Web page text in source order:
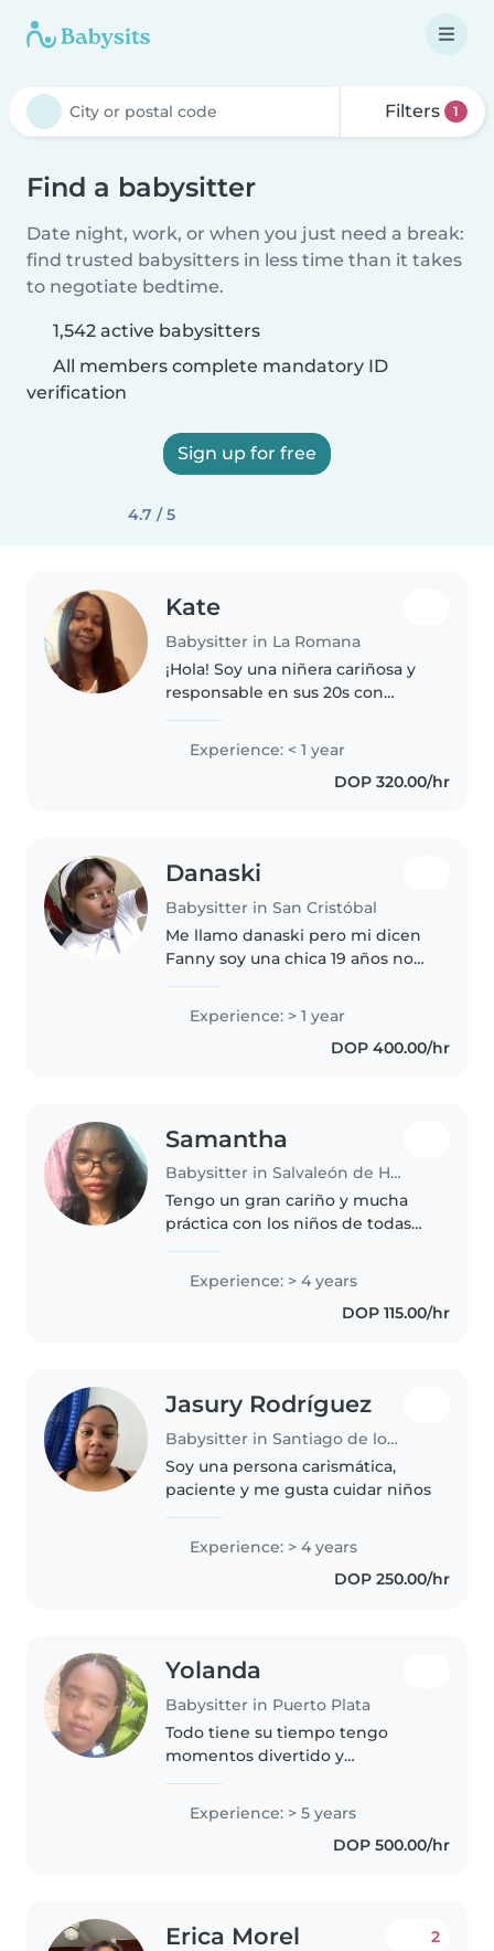
Filters 1
Find a babysitter
Date night, work, or when you just need a break:
find trusted babysitters in less time than it takes
to negotiate bedtime.
1,542 active babysitters
All members complete mandatory ID
verification
Sign up for free
4.7 / 5
Kate
Babysitter in La Romana
¡Hola! Soy una niñera cariñosa y
responsable en sus 20s con
todas las edades. Como madre,
entiendo las necesidades de los
pequeños y disfruto leyendo,..
Experience: < 1 year
DOP 320.00/hr
Danaski
Babysitter in San Cristóbal
Me llamo danaski pero mi dicen
Fanny soy una chica 19 años no
un pasaporte Me dirijo a usted
para expresar mi interés en
Experience: > 1 year
DOP 400.00/hr
Samantha
Babysitter in Salvaleón de Higüey
Tengo un gran cariño y mucha
práctica con los niños de todas
fútbol, sé guiarlos con alegría,
mantenerlos activos y cuidar de
Experience: > 4 years
DOP 115.00/hr
Jasury Rodríguez
Babysitter in Santiago de los Caballeros
Soy una persona carismática,
paciente y me gusta cuidar niños
Experience: > 4 years
DOP 250.00/hr
Yolanda
Babysitter in Puerto Plata
Todo tiene su tiempo tengo
momentos divertido y
Experience: > 5 years
DOP 500.00/hr
Erica Morel 2